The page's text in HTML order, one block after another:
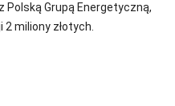
Polską Grupą Energetyczną,
miliony złotych.